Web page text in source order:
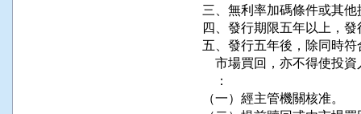
三、無利率加碼條件或其
四、發行期限五年以上，
五、發行五年後，除同時
市場買回，亦不得使投
    ：
（一）經主管機關核准。